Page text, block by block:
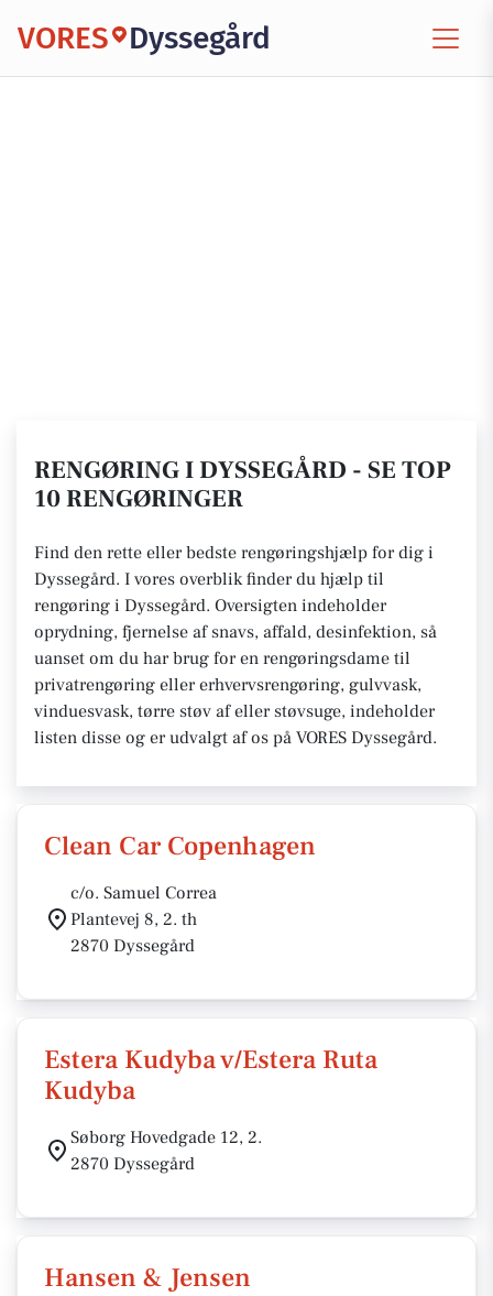
VORES Dyssegård
RENGØRING I DYSSEGÅRD - SE TOP
10 RENGØRINGER
Find den rette eller bedste rengøringshjælp for dig i
Dyssegård. I vores overblik finder du hjælp til
rengøring i Dyssegård. Oversigten indeholder
oprydning, fjernelse af snavs, affald, desinfektion, så
uanset om du har brug for en rengøringsdame til
privatrengøring eller erhvervsrengøring, gulvvask,
vinduesvask, tørre støv af eller støvsuge, indeholder
listen disse og er udvalgt af os på VORES Dyssegård.
Clean Car Copenhagen
c/o. Samuel Correa
Plantevej 8, 2. th
2870 Dyssegård
Estera Kudyba v/Estera Ruta
Kudyba
Søborg Hovedgade 12, 2.
2870 Dyssegård
Hansen & Jensen